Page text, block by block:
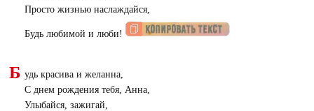
Просто жизнью наслаждайся,
Будь любимой и люби!
Б удь красива и желанна,
С днем рождения тебя, Анна,
Улыбайся, зажигай,